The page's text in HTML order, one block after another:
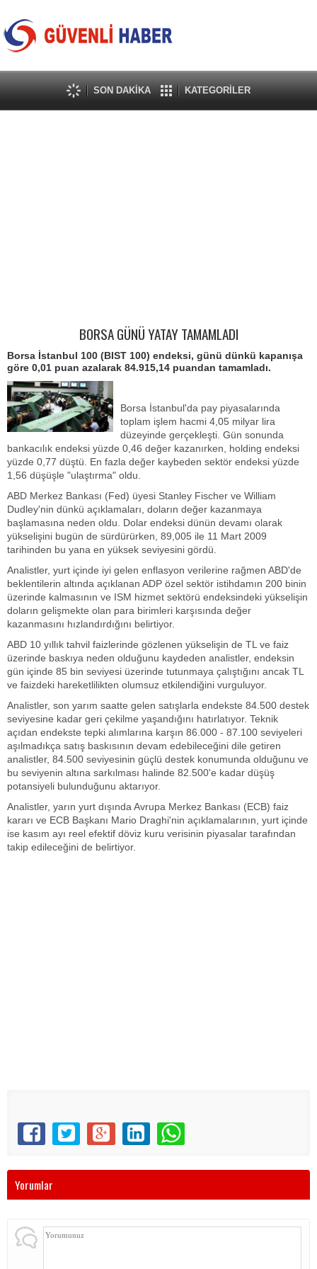
SON DAKİKA KATEGORİLER
BORSA GÜNÜ YATAY TAMAMLADI
Borsa İstanbul 100 (BIST 100) endeksi, günü dünkü kapanışa
göre 0,01 puan azalarak 84.915,14 puandan tamamladı.
Borsa İstanbul'da pay piyasalarında
toplam işlem hacmi 4,05 milyar lira
düzeyinde gerçekleşti. Gün sonunda
bankacılık endeksi yüzde 0,46 değer kazanırken, holding endeksi
yüzde 0,77 düştü. En fazla değer kaybeden sektör endeksi yüzde
1,56 düşüşle "ulaştırma" oldu.
ABD Merkez Bankası (Fed) üyesi Stanley Fischer ve William
Dudley'nin dünkü açıklamaları, doların değer kazanmaya
başlamasına neden oldu. Dolar endeksi dünün devamı olarak
yükselişini bugün de sürdürürken, 89,005 ile 11 Mart 2009
tarihinden bu yana en yüksek seviyesini gördü.
Analistler, yurt içinde iyi gelen enflasyon verilerine rağmen ABD'de
beklentilerin altında açıklanan ADP özel sektör istihdamın 200 binin
üzerinde kalmasının ve ISM hizmet sektörü endeksindeki yükselişin
doların gelişmekte olan para birimleri karşısında değer
kazanmasını hızlandırdığını belirtiyor.
ABD 10 yıllık tahvil faizlerinde gözlenen yükselişin de TL ve faiz
üzerinde baskıya neden olduğunu kaydeden analistler, endeksin
gün içinde 85 bin seviyesi üzerinde tutunmaya çalıştığını ancak TL
ve faizdeki hareketlilikten olumsuz etkilendiğini vurguluyor.
Analistler, son yarım saatte gelen satışlarla endekste 84.500 destek
seviyesine kadar geri çekilme yaşandığını hatırlatıyor. Teknik
açıdan endekste tepki alımlarına karşın 86.000 - 87.100 seviyeleri
aşılmadıkça satış baskısının devam edebileceğini dile getiren
analistler, 84.500 seviyesinin güçlü destek konumunda olduğunu ve
bu seviyenin altına sarkılması halinde 82.500'e kadar düşüş
potansiyeli bulunduğunu aktarıyor.
Analistler, yarın yurt dışında Avrupa Merkez Bankası (ECB) faiz
kararı ve ECB Başkanı Mario Draghi'nin açıklamalarının, yurt içinde
ise kasım ayı reel efektif döviz kuru verisinin piyasalar tarafından
takip edileceğini de belirtiyor.
Yorumlar